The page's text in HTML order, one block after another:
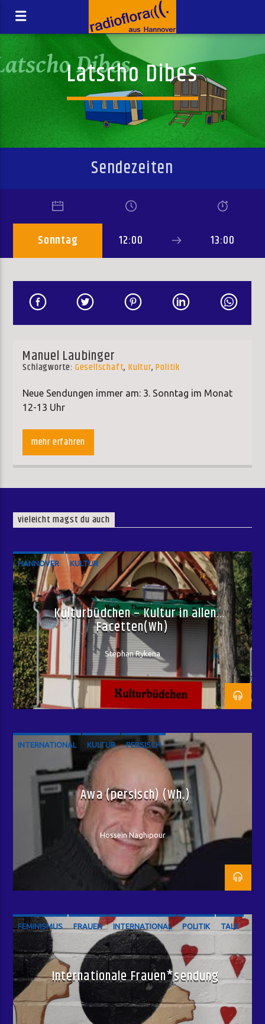
Latscho Dibes
Sendezeiten
Sonntag 12:00 13:00
Manuel Laubinger
Schlagworte: Gesellschaft,Kultur,Politik
Neue Sendungen immer am: 3. Sonntag im Monat
12-13 Uhr
klarstellen…wir sind Sinti…
mehr erfahren
vieleicht magst du auch
HANNOVER KULTUR
Kulturbüdchen – Kultur in allen
Facetten(Wh)
Stephan Rykena
INTERNATIONAL KULTUR PERSISCH
Awa (persisch) (Wh.)
Hossein Naghipour
FEMINISMUS FRAUEN INTERNATIONAL POLITIK TALK
Internationale Frauen*sendung